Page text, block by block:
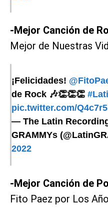
-Mejor Canción de
Mejor de Nuestras
¡Felicidades!
de Rock 🎶👏👏👏
pic.twitter.com/
— The Latin
GRAMMYs
2022
-Mejor Canción de
Fito Paez por Los